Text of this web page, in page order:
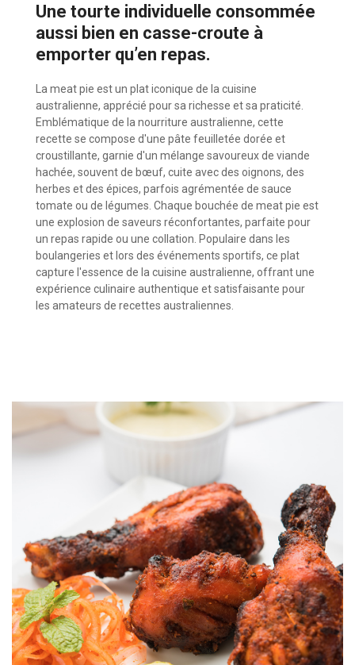
Une tourte individuelle consommée
aussi bien en casse-croute à
emporter qu’en repas.
La meat pie est un plat iconique de la cuisine
australienne, apprécié pour sa richesse et sa praticité.
Emblématique de la nourriture australienne, cette
recette se compose d'une pâte feuilletée dorée et
croustillante, garnie d'un mélange savoureux de viande
hachée, souvent de bœuf, cuite avec des oignons, des
herbes et des épices, parfois agrémentée de sauce
tomate ou de légumes. Chaque bouchée de meat pie est
une explosion de saveurs réconfortantes, parfaite pour
un repas rapide ou une collation. Populaire dans les
boulangeries et lors des événements sportifs, ce plat
capture l'essence de la cuisine australienne, offrant une
expérience culinaire authentique et satisfaisante pour
les amateurs de recettes australiennes.